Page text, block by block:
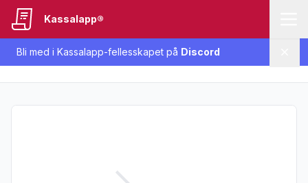
Bli med i Kassalapp-fellesskapet på Discord
Kassalapp®